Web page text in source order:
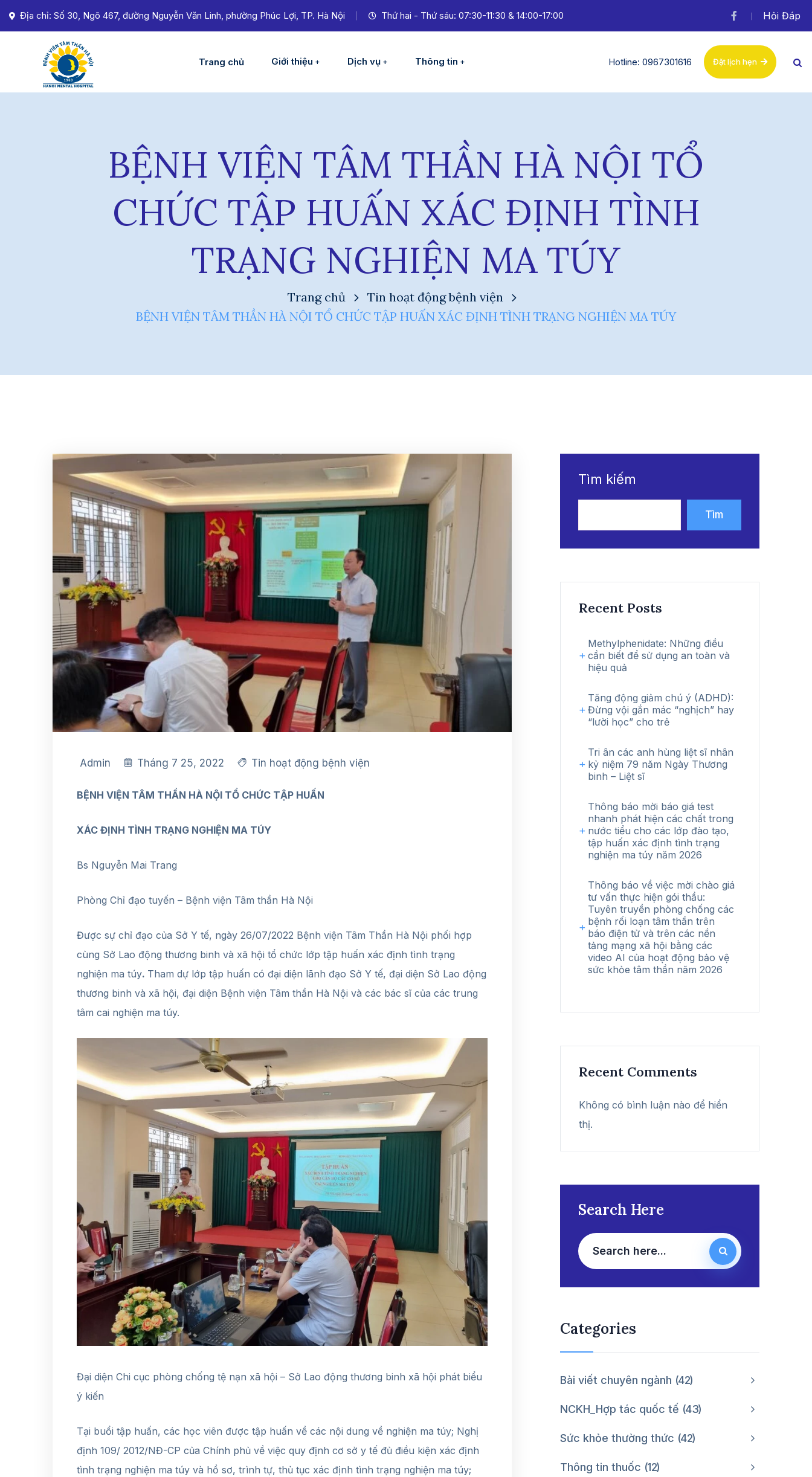
Địa chỉ: Số 30, Ngõ 467, đường Nguyễn Văn Linh, phường Phúc Lợi, TP. Hà Nội Thứ hai - Thứ sáu: 07:30-11:30 & 14:00-17:00 Hỏi Đáp
Trang chủ Giới thiệu Dịch vụ Thông tin Hotline: 0967301616 Đặt lịch hẹn
BỆNH VIỆN TÂM THẦN HÀ NỘI TỔ
CHỨC TẬP HUẤN XÁC ĐỊNH TÌNH
TRẠNG NGHIỆN MA TÚY
Trang chủ
Tin hoạt động bệnh viện
BỆNH VIỆN TÂM THẦN HÀ NỘI TỔ CHỨC TẬP HUẤN XÁC ĐỊNH TÌNH TRẠNG NGHIỆN MA TÚY
Admin Tháng 7 25, 2022 Tin hoạt động bệnh viện
BỆNH VIỆN TÂM THẦN HÀ NỘI TỔ CHỨC TẬP HUẤN
XÁC ĐỊNH TÌNH TRẠNG NGHIỆN MA TÚY
Bs Nguyễn Mai Trang
Phòng Chỉ đạo tuyến – Bệnh viện Tâm thần Hà Nội
Được sự chỉ đạo của Sở Y tế, ngày 26/07/2022 Bệnh viện Tâm Thần Hà Nội phối hợp
cùng Sở Lao động thương binh và xã hội tổ chức lớp tập huấn xác định tình trạng
nghiện ma túy. Tham dự lớp tập huấn có đại diện lãnh đạo Sở Y tế, đại diện Sở Lao động
thương binh và xã hội, đại diện Bệnh viện Tâm thần Hà Nội và các bác sĩ của các trung
tâm cai nghiện ma túy.
Đại diện Chi cục phòng chống tệ nạn xã hội – Sở Lao động thương binh xã hội phát biểu
ý kiến
Tại buổi tập huấn, các học viên được tập huấn về các nội dung về nghiện ma túy; Nghị
định 109/ 2012/NĐ-CP của Chính phủ về việc quy định cơ sở y tế đủ điều kiện xác định
tình trạng nghiện ma túy và hồ sơ, trình tự, thủ tục xác định tình trạng nghiện ma túy;
Tìm kiếm
Tìm
kiếm
Recent Posts
Methylphenidate: Những điều
cần biết để sử dụng an toàn và
hiệu quả
Tăng động giảm chú ý (ADHD):
Đừng vội gắn mác “nghịch” hay
“lười học” cho trẻ
Tri ân các anh hùng liệt sĩ nhân
kỷ niệm 79 năm Ngày Thương
binh – Liệt sĩ
Thông báo mời báo giá test
nhanh phát hiện các chất trong
nước tiểu cho các lớp đào tạo,
tập huấn xác định tình trạng
nghiện ma túy năm 2026
Thông báo về việc mời chào giá
tư vấn thực hiện gói thầu:
Tuyên truyền phòng chống các
bệnh rối loạn tâm thần trên
báo điện tử và trên các nền
tảng mạng xã hội bằng các
video AI của hoạt động bảo vệ
sức khỏe tâm thần năm 2026
Recent Comments
Không có bình luận nào để hiển
thị.
Search Here
Categories
Bài viết chuyên ngành 42
NCKH_Hợp tác quốc tế 43
Sức khỏe thường thức 42
Thông tin thuốc 12